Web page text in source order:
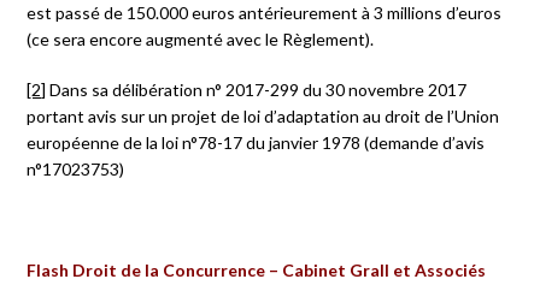
est passé de 150.000 euros antérieurement à 3 millions d’euros
(ce sera encore augmenté avec le Règlement).
[2] Dans sa délibération n° 2017-299 du 30 novembre 2017
portant avis sur un projet de loi d’adaptation au droit de l’Union
européenne de la loi n°78-17 du janvier 1978 (demande d’avis
n°17023753)
Flash Droit de la Concurrence – Cabinet Grall et Associés